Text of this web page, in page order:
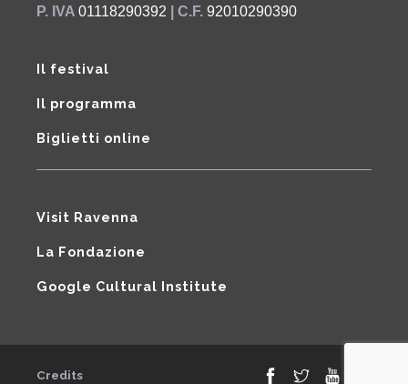
P. IVA 01118290392 | C.F. 92010290390
Il festival
Il programma
Biglietti online
Visit Ravenna
La Fondazione
Google Cultural Institute
Credits